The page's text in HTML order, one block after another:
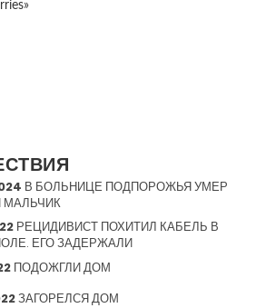
В БОЛЬНИЦЕ ПОДПОРОЖЬЯ УМЕР
МАЛЬЧИК
РЕЦИДИВИСТ ПОХИТИЛ КАБЕЛЬ В
ЕГО ЗАДЕРЖАЛИ
ПОДОЖГЛИ ДОМ
ЗАГОРЕЛСЯ ДОМ